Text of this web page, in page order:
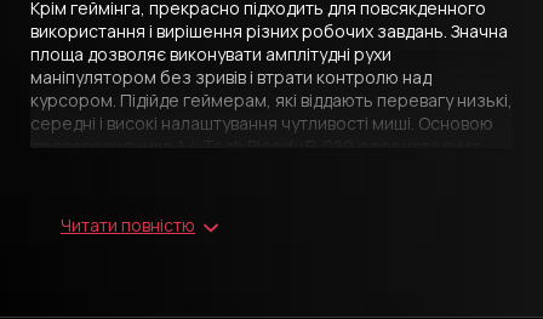
Крім геймінга, прекрасно підходить для повсякденного
використання і вирішення різних робочих завдань. Значна
площа дозволяє виконувати амплітудні рухи
маніпулятором без зривів і втрати контролю над
курсором. Підійде геймерам, які віддають перевагу низькі,
середні і високі налаштування чутливості миші. Основою
ігрового килимка A4 Tech Bloody B-080 є пориста гума
аксесуара має комфортне тканинне безворсовое
покриття щільного плетіння, яке гарантує максимально
Читати повністю